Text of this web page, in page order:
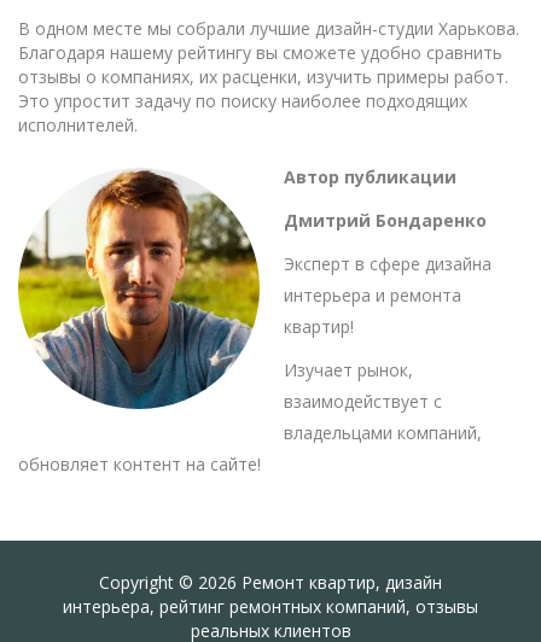
В одном месте мы собрали лучшие дизайн-студии Харькова.
Благодаря нашему рейтингу вы сможете удобно сравнить
отзывы о компаниях, их расценки, изучить примеры работ.
Это упростит задачу по поиску наиболее подходящих
исполнителей.
Автор публикации
Дмитрий Бондаренко
Эксперт в сфере дизайна
интерьера и ремонта
квартир!
Изучает рынок,
взаимодействует с
владельцами компаний,
обновляет контент на сайте!
Copyright © 2026 Ремонт квартир, дизайн
интерьера, рейтинг ремонтных компаний, отзывы
реальных клиентов